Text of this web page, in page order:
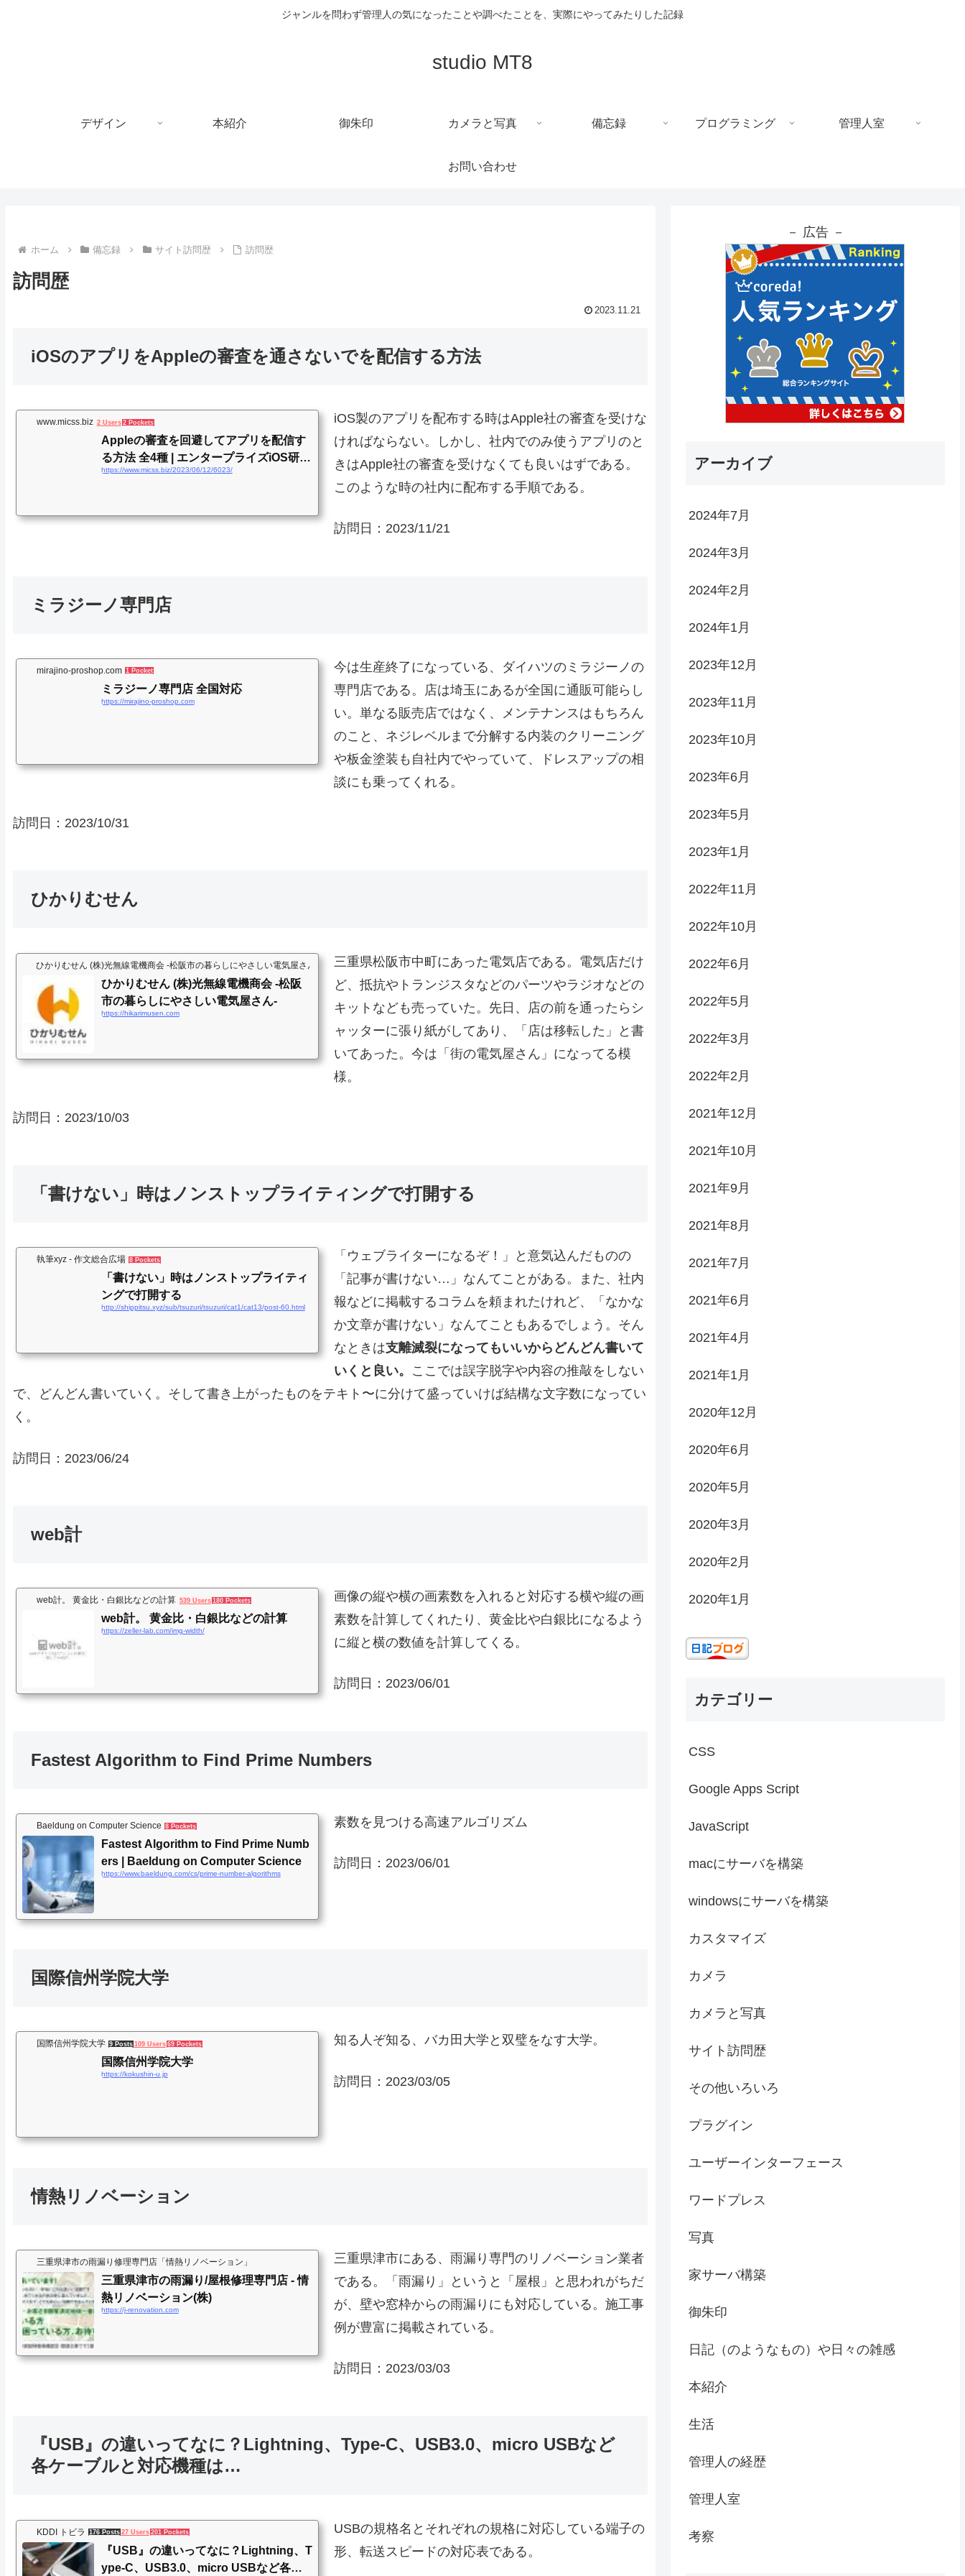
ジャンルを問わず管理人の気になったことや調べたことを、実際にやってみたりした記録
studio MT8
デザイン 本紹介 御朱印 カメラと写真 備忘録 プログラミング 管理人室
お問い合わせ
ホーム 備忘録 サイト訪問歴 訪問歴
訪問歴
2023.11.21
iOSのアプリをAppleの審査を通さないでを配信する方法
www.micss.biz 2 Users 2 Pockets
Appleの審査を回避してアプリを配信す
る方法 全4種 | エンタープライズiOS研究
所
https://www.micss.biz/2023/06/12/6023/
iOS製のアプリを配布する時はApple社の審査を受けな
ければならない。しかし、社内でのみ使うアプリのと
きはApple社の審査を受けなくても良いはずである。
このような時の社内に配布する手順である。
訪問日： 2023/11/21
ミラジーノ専門店
mirajino-proshop.com 1 Pocket
ミラジーノ専門店 全国対応
https://mirajino-proshop.com
今は生産終了になっている、ダイハツのミラジーノの
専門店である。店は埼玉にあるが全国に通販可能らし
い。単なる販売店ではなく、メンテナンスはもちろん
のこと、ネジレベルまで分解する内装のクリーニング
や板金塗装も自社内でやっていて、ドレスアップの相
談にも乗ってくれる。
訪問日： 2023/10/31
ひかりむせん
ひかりむせん (株)光無線電機商会 -松阪市の暮らしにやさしい電気屋さん-
ひかりむせん (株)光無線電機商会 -松阪
市の暮らしにやさしい電気屋さん-
https://hikarimusen.com
三重県松阪市中町にあった電気店である。電気店だけ
ど、抵抗やトランジスタなどのパーツやラジオなどの
キットなども売っていた。先日、店の前を通ったらシ
ャッターに張り紙がしてあり、「店は移転した」と書
いてあった。今は「街の電気屋さん」になってる模
様。
訪問日： 2023/10/03
「書けない」時はノンストップライティングで打開する
執筆xyz - 作文総合広場 8 Pockets
「書けない」時はノンストップライティ
ングで打開する
http://shippitsu.xyz/sub/tsuzuri/tsuzuri/cat1/cat13/post-60.html
「ウェブライターになるぞ！」と意気込んだものの
「記事が書けない…」なんてことがある。また、社内
報などに掲載するコラムを頼まれたけれど、「なかな
か文章が書けない」なんてこともあるでしょう。そん
なときは支離滅裂になってもいいからどんどん書いて
いくと良い。
ここでは誤字脱字や内容の推敲をしない
で、どんどん書いていく。そして書き上がったものをテキト〜に分けて盛っていけば結構な文字数になってい
く。
訪問日： 2023/06/24
web計
web計。 黄金比・白銀比などの計算 539 Users 180 Pockets
web計。 黄金比・白銀比などの計算
https://zeller-lab.com/img-width/
画像の縦や横の画素数を入れると対応する横や縦の画
素数を計算してくれたり、黄金比や白銀比になるよう
に縦と横の数値を計算してくる。
訪問日： 2023/06/01
Fastest Algorithm to Find Prime Numbers
Baeldung on Computer Science 8 Pockets
Fastest Algorithm to Find Prime Numb
ers | Baeldung on Computer Science
https://www.baeldung.com/cs/prime-number-algorithms
素数を見つける高速アルゴリズム
訪問日： 2023/06/01
国際信州学院大学
国際信州学院大学 9 Posts 109 Users 69 Pockets
国際信州学院大学
https://kokushin-u.jp
知る人ぞ知る、バカ田大学と双璧をなす大学。
訪問日： 2023/03/05
情熱リノベーション
三重県津市の雨漏り修理専門店「情熱リノベーション」
三重県津市の雨漏り/屋根修理専門店 - 情
熱リノベーション(株)
https://j-renovation.com
三重県津市にある、雨漏り専門のリノベーション業者
である。「雨漏り」というと「屋根」と思われがちだ
が、壁や窓枠からの雨漏りにも対応している。施工事
例が豊富に掲載されている。
訪問日： 2023/03/03
『USB』の違いってなに？Lightning、Type-C、USB3.0、micro USBなど
各ケーブルと対応機種は…
KDDI トビラ 176 Posts 27 Users 201 Pockets
『USB』の違いってなに？Lightning、T
ype-C、USB3.0、micro USBなど各ケ
USBの規格名とそれぞれの規格に対応している端子の
形、転送スピードの対応表である。
－ 広告 －
アーカイブ
2024年7月
2024年3月
2024年2月
2024年1月
2023年12月
2023年11月
2023年10月
2023年6月
2023年5月
2023年1月
2022年11月
2022年10月
2022年6月
2022年5月
2022年3月
2022年2月
2021年12月
2021年10月
2021年9月
2021年8月
2021年7月
2021年6月
2021年4月
2021年1月
2020年12月
2020年6月
2020年5月
2020年3月
2020年2月
2020年1月
カテゴリー
CSS
Google Apps Script
JavaScript
macにサーバを構築
windowsにサーバを構築
カスタマイズ
カメラ
カメラと写真
サイト訪問歴
その他いろいろ
プラグイン
ユーザーインターフェース
ワードプレス
写真
家サーバ構築
御朱印
日記（のようなもの）や日々の雑感
本紹介
生活
管理人の経歴
管理人室
考察